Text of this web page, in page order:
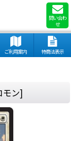
問い合わ
せ
ご利用案内 特商法表示
モン]